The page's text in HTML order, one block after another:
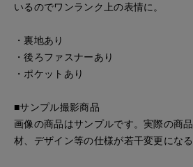
いるのでワンランク上の表情に。
・裏地あり
・後ろファスナーあり
・ポケットあり
■サンプル撮影商品
画像の商品はサンプルです。実際の商
材、デザイン等の仕様が若干変更にな